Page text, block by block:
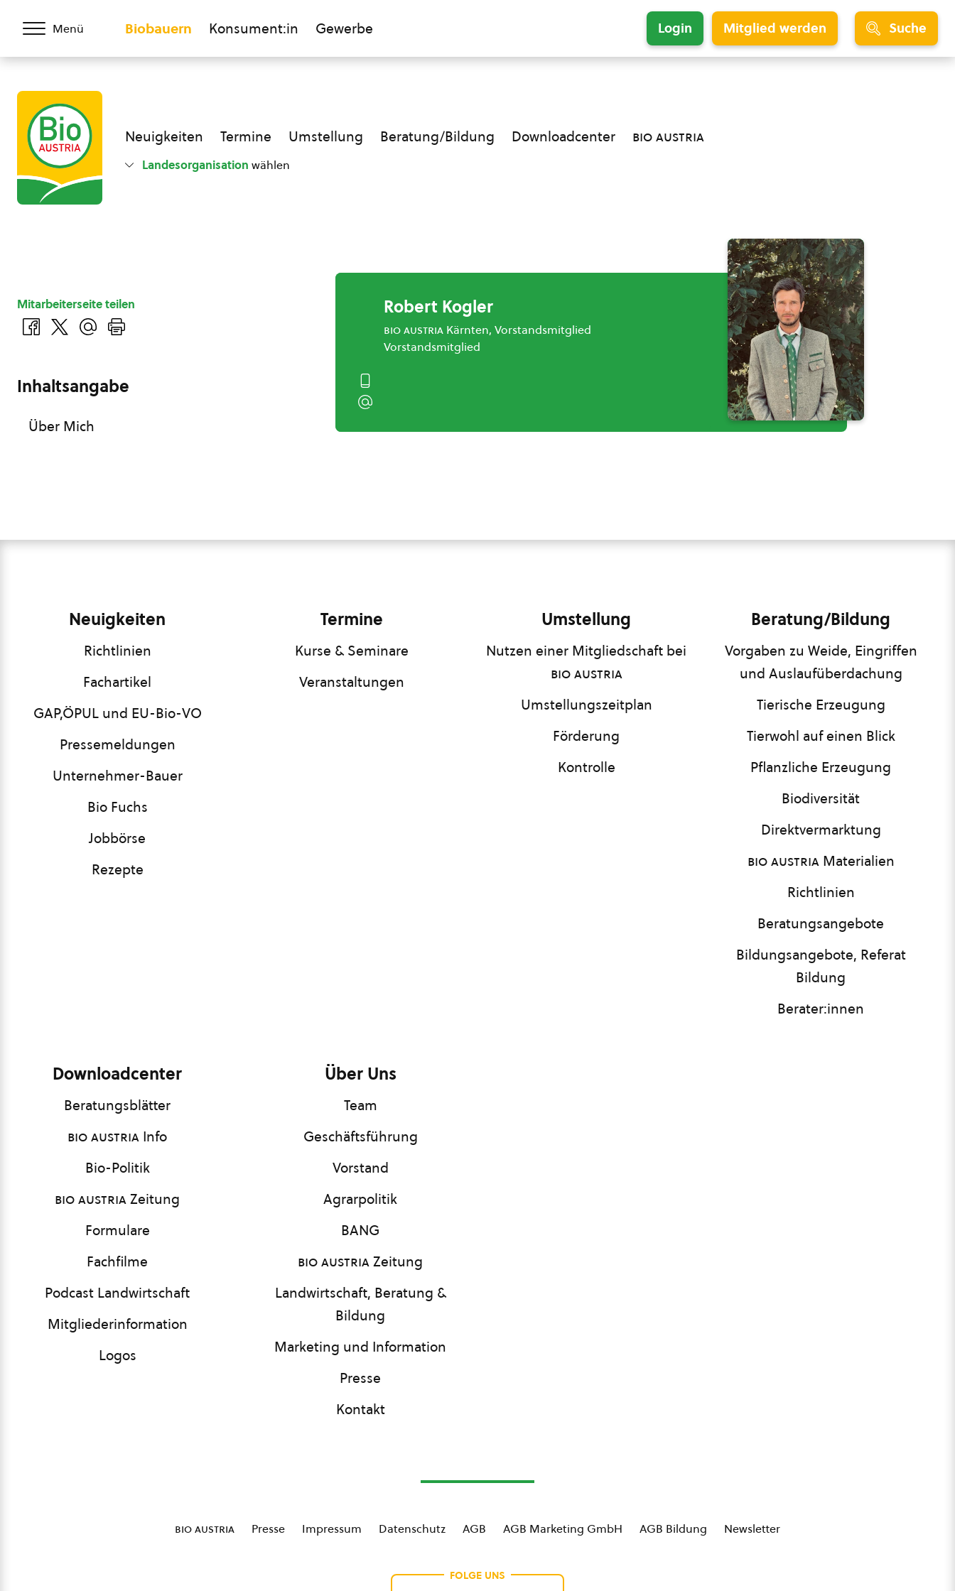
Menü Biobauern Konsument:in Gewerbe Login Mitglied werden Suche
Neuigkeiten Termine Umstellung Beratung/Bildung Downloadcenter bio austria
Landesorganisation wählen
Robert Kogler
bio austria Kärnten, Vorstandsmitglied
Vorstandsmitglied
Mitarbeiterseite teilen
Inhaltsangabe
Über Mich
Neuigkeiten
Richtlinien
Fachartikel
GAP,ÖPUL und EU-Bio-VO
Pressemeldungen
Unternehmer-Bauer
Bio Fuchs
Jobbörse
Rezepte
Termine
Kurse & Seminare
Veranstaltungen
Umstellung
Nutzen einer Mitgliedschaft bei
bio austria
Umstellungszeitplan
Förderung
Kontrolle
Beratung/Bildung
Vorgaben zu Weide, Eingriffen
und Auslaufüberdachung
Tierische Erzeugung
Tierwohl auf einen Blick
Pflanzliche Erzeugung
Biodiversität
Direktvermarktung
bio austriaMaterialien
Richtlinien
Beratungsangebote
Bildungsangebote, Referat
Bildung
Berater:innen
Downloadcenter
Beratungsblätter
bio austria Info
Bio-Politik
bio austriaZeitung
Formulare
Fachfilme
Podcast Landwirtschaft
Mitgliederinformation
Logos
Über Uns
Team
Geschäftsführung
Vorstand
Agrarpolitik
BANG
bio austriaZeitung
Landwirtschaft, Beratung &
Bildung
Marketing und Information
Presse
Kontakt
bio austria Presse Impressum Datenschutz AGB AGB Marketing GmbH AGB Bildung Newsletter
FOLGE UNS